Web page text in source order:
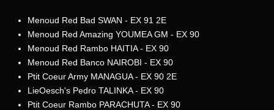
Menoud Red Bad SWAN - EX 91 2E
Menoud Red Amazing YOUMEA GM - EX 90
Menoud Red Rambo HAITIA - EX 90
Menoud Red Banco NAIROBI - EX 90
Ptit Coeur Army MANAGUA - EX 90 2E
LieOesch's Pedro TALINKA - EX 90
Ptit Coeur Rambo PARACHUTA - EX 90